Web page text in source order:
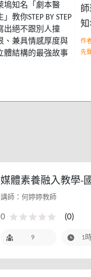
作
先
媒體素養融入教學-
程分享
講師：何婷婷教師
0 (0)
9 1